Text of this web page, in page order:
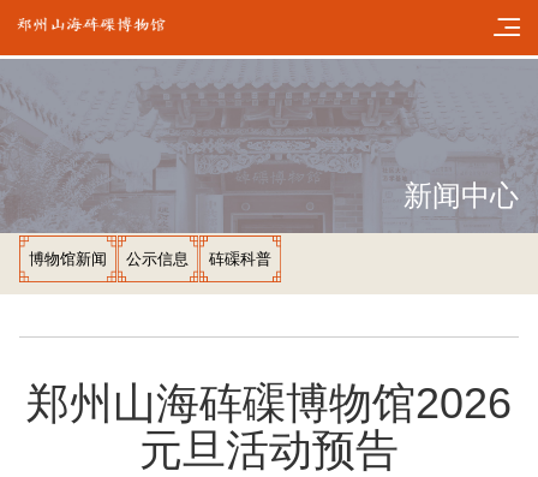
新闻中心
博物馆新闻 公示信息 砗磲科普
郑州山海砗磲博物馆2026
元旦活动预告